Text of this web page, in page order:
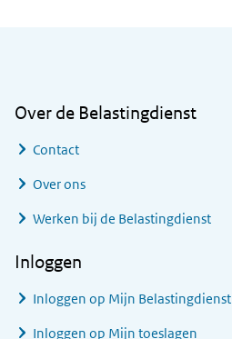
Over de Belastingdienst
Contact
Over ons
Werken bij de Belastingdienst
Inloggen
Inloggen op Mijn Belastingdienst
Inloggen op Mijn toeslagen